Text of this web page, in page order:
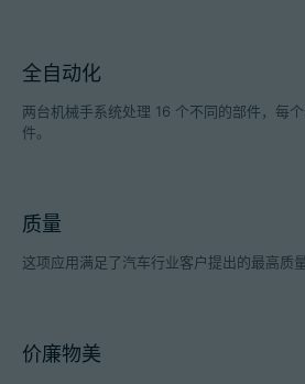
联系方式
登录
全自动化
两台机械手系统处理 16 个不同的部件，每
件。
质量
这项应用满足了汽车行业客户提出的最高质
价廉物美